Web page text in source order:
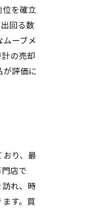
を確立
回る数
ーブメ
の売却
評価に
り、最
店で
れ、時
す。買